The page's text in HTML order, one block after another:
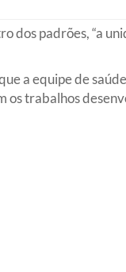
dos padrões, “a
a equipe de
os trabalhos